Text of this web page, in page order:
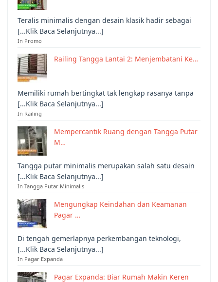
Teralis minimalis dengan desain klasik hadir sebagai
[...Klik Baca Selanjutnya...]
In Promo
Railing Tangga Lantai 2: Menjembatani Ke…
Memiliki rumah bertingkat tak lengkap rasanya tanpa
[...Klik Baca Selanjutnya...]
In Railing
Mempercantik Ruang dengan Tangga Putar
M…
Tangga putar minimalis merupakan salah satu desain
[...Klik Baca Selanjutnya...]
In Tangga Putar Minimalis
Mengungkap Keindahan dan Keamanan
Pagar …
Di tengah gemerlapnya perkembangan teknologi,
[...Klik Baca Selanjutnya...]
In Pagar Expanda
Pagar Expanda: Biar Rumah Makin Keren